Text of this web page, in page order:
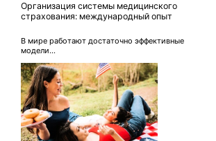
Организация системы медицинского
страхования: международный опыт
В мире работают достаточно эффективные
модели...